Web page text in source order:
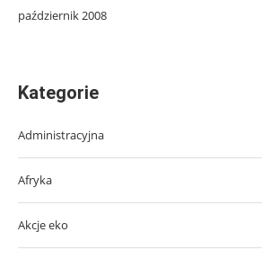
październik 2008
Kategorie
Administracyjna
Afryka
Akcje eko